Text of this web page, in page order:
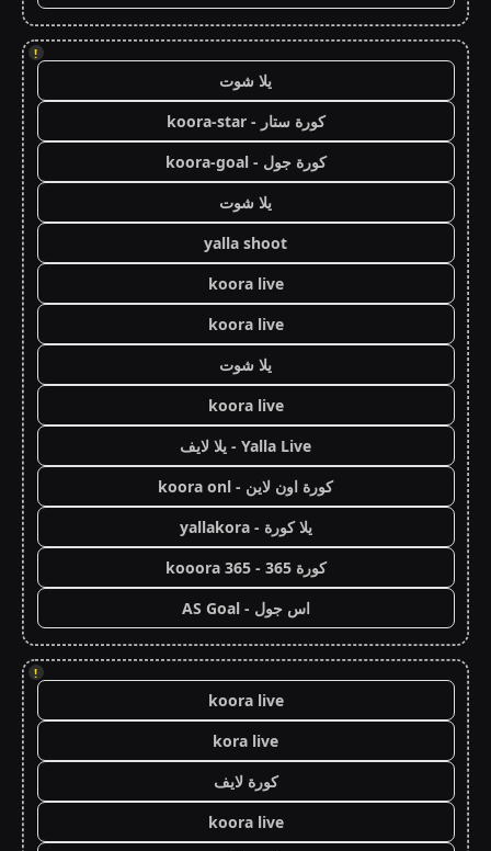
!
يلا شوت
كورة ستار - koora-star
كورة جول - koora-goal
يلا شوت
yalla shoot
koora live
koora live
يلا شوت
koora live
Yalla Live - يلا لايف
كورة اون لاين - koora onl
يلا كورة - yallakora
كورة 365 - kooora 365
اس جول - AS Goal
!
koora live
kora live
كورة لايف
koora live